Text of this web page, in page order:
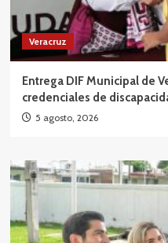
Veracruz
Entrega DIF Municipal de
credenciales de
5 agosto, 2026